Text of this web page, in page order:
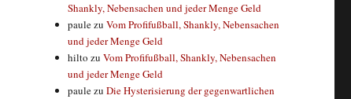
Shankly, Nebensachen und jeder Menge Geld
paulezuVom Profifußball, Shankly, Nebensachen
und jeder Menge Geld
hilto zuVom Profifußball, Shankly, Nebensachen
und jeder Menge Geld
paulezuDie Hysterisierung der gegenwartlichen